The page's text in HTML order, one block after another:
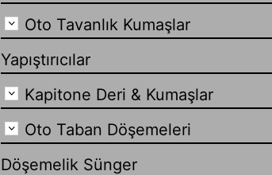
Oto Tavanlık Kumaşlar
Yapıştırıcılar
Kapitone Deri & Kumaşlar
Oto Taban Döşemeleri
Döşemelik Sünger